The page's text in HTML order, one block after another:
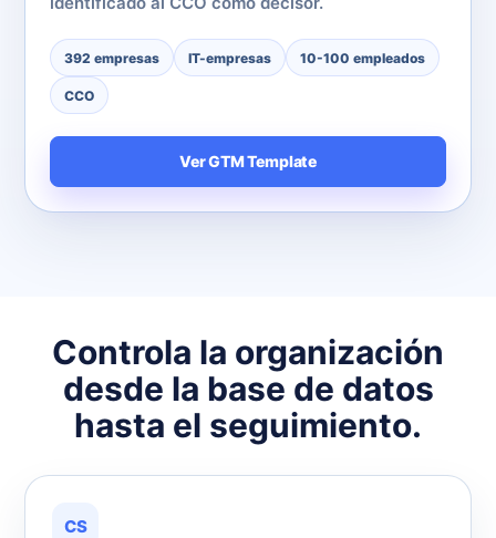
392 empresas IT-empresas 10-100 empleados
CCO
Ver GTM Template
Controla la organización
desde la base de datos
hasta el seguimiento.
CS